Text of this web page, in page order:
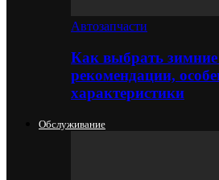
Автозапчасти
Как выбрать
рекомендации,
характеристики
Обслуживание